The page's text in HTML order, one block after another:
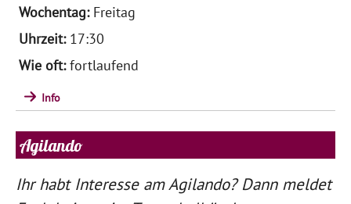
Freitag
17:30
fortlaufend
Info
Agilando
Ihr habt Interesse am Agilando? Dann meldet